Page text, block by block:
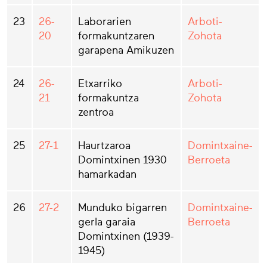
23
26-
20
Laborarien
formakuntzaren
garapena Amikuzen
Arboti-
Zohota
24
26-
21
Etxarriko
formakuntza
zentroa
Arboti-
Zohota
25 27-1
Haurtzaroa
Domintxinen 1930
hamarkadan
Domintxaine-
Berroeta
26 27-2
Munduko bigarren
gerla garaia
Domintxinen (1939-
1945)
Domintxaine-
Berroeta